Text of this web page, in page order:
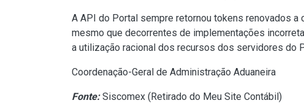
A API do Portal sempre retornou tokens renovados
mesmo que decorrentes de implementações
a utilização racional dos recursos dos servidores do
Coordenação-Geral de Administração Aduaneira
Fonte:Siscomex (Retirado do Meu Site Contábil)